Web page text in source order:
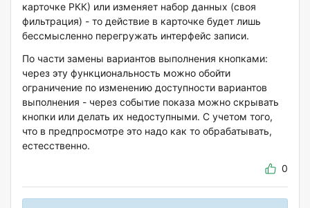
карточке РКК) или изменяет набор данных (своя
фильтрация) - то действие в карточке будет лишь
бессмысленно перегружать интерфейс записи.
По части замены вариантов выполнения кнопками:
через эту функциональность можно обойти
ограничение по изменению доступности вариантов
выполнения - через событие показа можно скрывать
кнопки или делать их недоступными. С учетом того,
что в предпросмотре это надо как то обрабатывать,
естесственно.
0